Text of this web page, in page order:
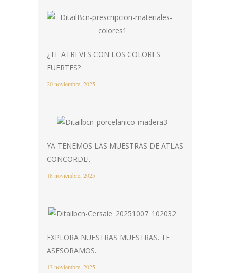
¿TE ATREVES CON LOS COLORES
FUERTES?
20 noviembre, 2025
YA TENEMOS LAS MUESTRAS DE ATLAS
CONCORDE!.
18 noviembre, 2025
EXPLORA NUESTRAS MUESTRAS. TE
ASESORAMOS.
13 noviembre, 2025